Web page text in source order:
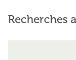
Recherches